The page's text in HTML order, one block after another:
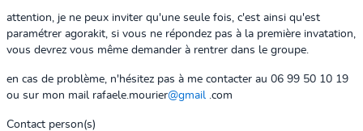
attention, je ne peux inviter qu'une seule fois, c'est ainsi qu'est
paramétrer agorakit, si vous ne répondez pas à la première invatation,
vous devrez vous même demander à rentrer dans le groupe.
en cas de problème, n'hésitez pas à me contacter au 06 99 50 10 19
ou sur mon mail rafaele.mourier@gmail .com
Contact person(s)